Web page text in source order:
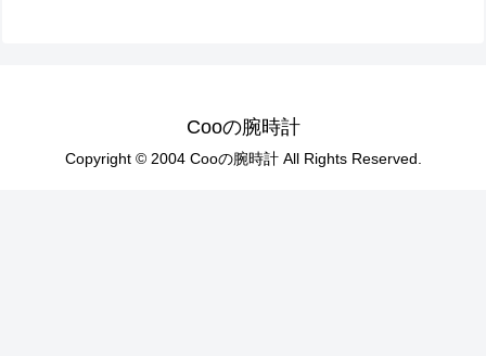
Cooの腕時計
Copyright © 2004 Cooの腕時計 All Rights Reserved.